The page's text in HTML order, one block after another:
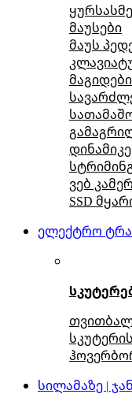
მაუსები
მაუს
მაგიდები
ვებ
SSD
ელექტრო
სილამაზე |